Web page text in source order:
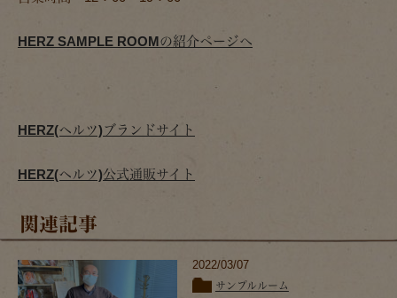
HERZ SAMPLE ROOMの紹介ページへ
HERZ(ヘルツ)ブランドサイト
HERZ(ヘルツ)公式通販サイト
関連記事
2022/03/07
サンプルルーム